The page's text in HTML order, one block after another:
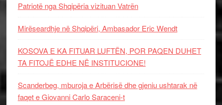
Patriotë nga Shqipëria vizituan Vatrën
Mirëseardhje në Shqipëri, Ambasador Eric Wendt
KOSOVA E KA FITUAR LUFTËN, POR PAQEN DUHET
TA FITOJË EDHE NË INSTITUCIONE!
Scanderbeg, mburoja e Arbërisë dhe gjeniu ushtarak në
faqet e Giovanni Carlo Saraceni-t